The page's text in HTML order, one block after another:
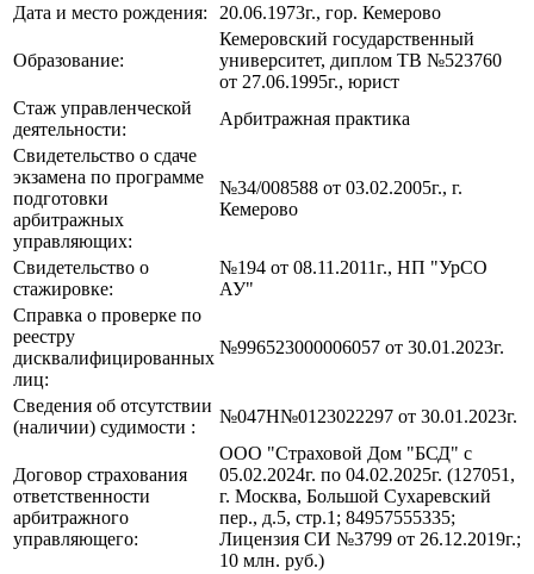
Дата и место рождения:
20.06.1973г., гор. Кемерово
Образование:
Кемеровский государственный
университет, диплом ТВ №523760
от 27.06.1995г., юрист
Стаж управленческой
деятельности:
Арбитражная практика
Свидетельство о сдаче
экзамена по программе
подготовки
арбитражных
управляющих:
№34/008588 от 03.02.2005г., г.
Кемерово
Свидетельство о
стажировке:
№194 от 08.11.2011г., НП "УрСО
АУ"
Справка о проверке по
реестру
дисквалифицированных
лиц:
№996523000006057 от 30.01.2023г.
Сведения об отсутствии
(наличии) судимости :
№047Н№0123022297 от 30.01.2023г.
Договор страхования
ответственности
арбитражного
управляющего:
ООО "Страховой Дом "БСД" с
05.02.2024г. по 04.02.2025г. (127051,
г. Москва, Большой Сухаревский
пер., д.5, стр.1; 84957555335;
Лицензия СИ №3799 от 26.12.2019г.;
10 млн. руб.)